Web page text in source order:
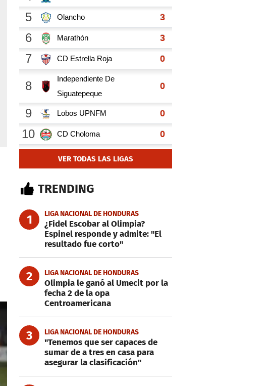
VER TODAS LAS LIGAS
TRENDING
1 LIGA NACIONAL DE HONDURAS
¿Fidel Escobar al Olimpia?
Espinel responde y admite: "El
resultado fue corto"
2 LIGA NACIONAL DE HONDURAS
Olimpia le ganó al Umecit por la
fecha 2 de la opa
Centroamericana
3 LIGA NACIONAL DE HONDURAS
"Tenemos que ser capaces de
sumar de a tres en casa para
asegurar la clasificación"